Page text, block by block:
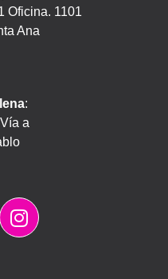
Oficina. 1101
Ana
:
a